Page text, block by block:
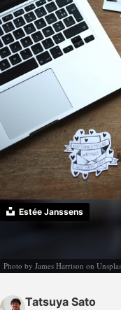
Estée Janssens
Photo by James Harrison on
Tatsuya Sato